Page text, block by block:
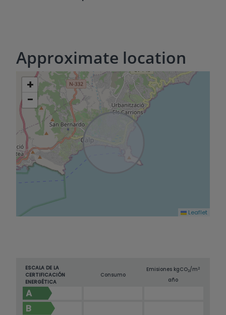
Approximate location
+
−
Leaflet
ESCALA DE LA
CERTIFICACIÓN
ENERGÉTICA
Consumo
Emisiones kgCO2/m2
año
A
B